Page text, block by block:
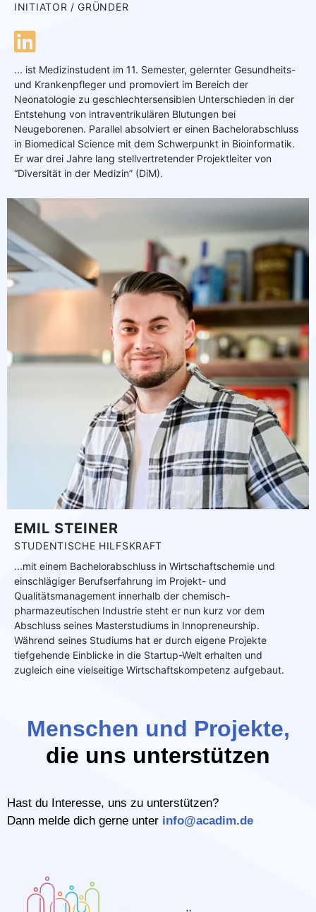
INITIATOR / GRÜNDER
... ist Medizinstudent im 11. Semester, gelernter Gesundheits-
und Krankenpfleger und promoviert im Bereich der
Neonatologie zu geschlechtersensiblen Unterschieden in der
Entstehung von intraventrikulären Blutungen bei
Neugeborenen. Parallel absolviert er einen Bachelorabschluss
in Biomedical Science mit dem Schwerpunkt in Bioinformatik.
Er war drei Jahre lang stellvertretender Projektleiter von
“Diversität in der Medizin” (DiM).
EMIL STEINER
STUDENTISCHE HILFSKRAFT
...mit einem Bachelorabschluss in Wirtschaftschemie und
einschlägiger Berufserfahrung im Projekt- und
Qualitätsmanagement innerhalb der chemisch-
pharmazeutischen Industrie steht er nun kurz vor dem
Abschluss seines Masterstudiums in Innopreneurship.
Während seines Studiums hat er durch eigene Projekte
tiefgehende Einblicke in die Startup-Welt erhalten und
zugleich eine vielseitige Wirtschaftskompetenz aufgebaut.
Menschen und Projekte,
die uns unterstützen
Hast du Interesse, uns zu unterstützen?
Dann melde dich gerne unter info@acadim.de